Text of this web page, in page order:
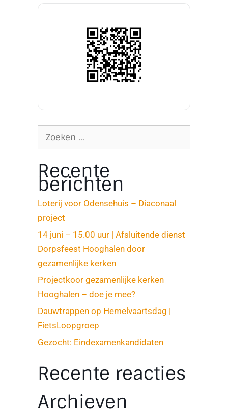
Recente
berichten
Loterij voor Odensehuis – Diaconaal
project
14 juni – 15.00 uur | Afsluitende dienst
Dorpsfeest Hooghalen door
gezamenlijke kerken
Projectkoor gezamenlijke kerken
Hooghalen – doe je mee?
Dauwtrappen op Hemelvaartsdag |
FietsLoopgroep
Gezocht: Eindexamenkandidaten
Recente reacties
Archieven